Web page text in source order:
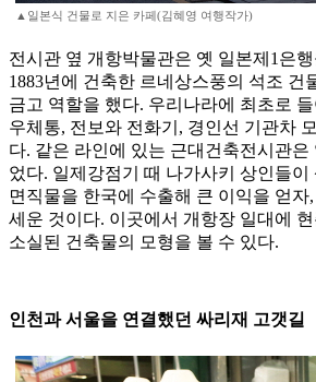
▲일본식 건물로 지은 카페(김혜영 여행작가)
전시관 옆 개항박물관은 옛 일본제1은
1883년에 건축한 르네상스풍의 석조 건
금고 역할을 했다. 우리나라에 최초로
우체통, 전보와 전화기, 경인선 기관차
다. 같은 라인에 있는 근대건축전시관은
었다. 일제강점기 때 나가사키 상인들이
면직물을 한국에 수출해 큰 이익을 얻자
세운 것이다. 이곳에서 개항장 일대에
소실된 건축물의 모형을 볼 수 있다.
인천과 서울을 연결했던 싸리재 고갯길